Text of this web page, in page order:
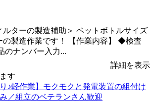
ルターの製造補助＞ ペットボトルサイズ
の製造作業です！ 【作業内容】 ◆検査
のナンバー入力...
詳細を表示
す